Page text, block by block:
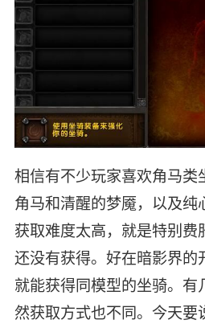
相信有不少玩家喜欢角马类
角马和清醒的梦魇，以及纯
获取难度太高，就是特别费
还没有获得。好在暗影界的
就能获得同模型的坐骑。有
然获取方式也不同。今天要